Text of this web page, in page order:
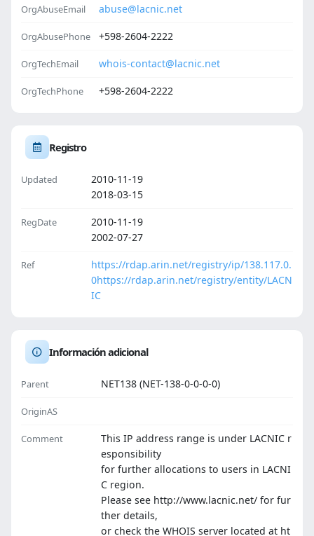
OrgAbuseEmail abuse@lacnic.net
OrgAbusePhone +598-2604-2222
OrgTechEmail whois-contact@lacnic.net
OrgTechPhone +598-2604-2222
Registro
Updated
2010-11-19
2018-03-15
RegDate
2010-11-19
2002-07-27
Ref
https://rdap.arin.net/registry/ip/138.117.0.
0https://rdap.arin.net/registry/entity/LACN
IC
Información adicional
Parent NET138 (NET-138-0-0-0-0)
OriginAS
Comment
This IP address range is under LACNIC r
esponsibility
for further allocations to users in LACNI
C region.
Please see http://www.lacnic.net/ for fur
ther details,
or check the WHOIS server located at ht